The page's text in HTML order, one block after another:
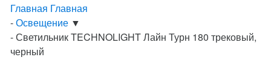
Главная Главная
-Освещение ▼
-Светильник TECHNOLIGHT Лайн Турн 180 трековый,
черный